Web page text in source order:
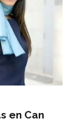
en Can